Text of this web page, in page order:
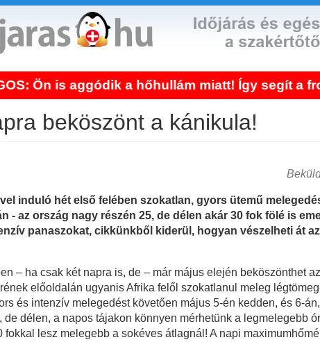
a hőhullám miatt! Így segít a
beköszönt a kánikula!
induló hét első felében szokatlan, gyors ütemű
- az ország nagy részén 25, de délen akár 30 fok fölé is
panaszokat, cikkünkből kiderül, hogyan vészelheti át
– ha csak két napra is, de – már május elején beköszönthet
előoldalán ugyanis Afrika felől szokatlanul meleg
és intenzív melegedést követően május 5-én kedden, és 6-
de délen, a napos tájakon könnyen mérhetünk a legmelegebb
fokkal lesz melegebb a sokéves átlagnál! A napi